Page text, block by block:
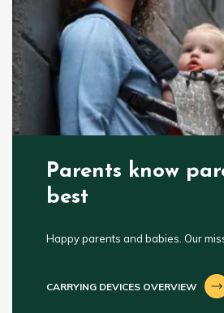
Parents know
best
Happy parents and babies. Our
CARRYING DEVICES OVERVIEW